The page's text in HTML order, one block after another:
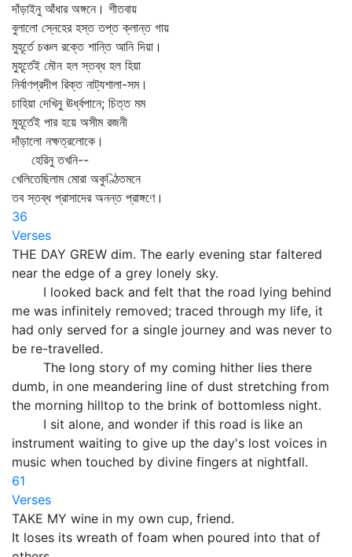
দাঁড়াইনু আঁধার অঙ্গনে। শীতবায়
বুলালো স্নেহের হস্ত তপ্ত ক্লান্ত গায়
মুহূর্তে চঞ্চল রক্তে শান্তি আনি দিয়া।
মুহূর্তেই মৌন হল স্তব্ধ হল হিয়া
নির্বাণপ্রদীপ রিক্ত নাট্যশালা-সম।
চাহিয়া দেখিনু ঊর্ধ্বপানে; চিত্ত মম
মুহূর্তেই পার হয়ে অসীম রজনী
দাঁড়ালো নক্ষত্রলোকে।
হেরিনু তখনি--
খেলিতেছিলাম মোরা অকুণ্ঠিতমনে
তব স্তব্ধ প্রাসাদের অনন্ত প্রাঙ্গণে।
36
Verses
THE DAY GREW dim. The early evening star faltered
near the edge of a grey lonely sky.
I looked back and felt that the road lying behind
me was infinitely removed; traced through my life, it
had only served for a single journey and was never to
be re-travelled.
The long story of my coming hither lies there
dumb, in one meandering line of dust stretching from
the morning hilltop to the brink of bottomless night.
I sit alone, and wonder if this road is like an
instrument waiting to give up the day's lost voices in
music when touched by divine fingers at nightfall.
61
Verses
TAKE MY wine in my own cup, friend.
It loses its wreath of foam when poured into that of